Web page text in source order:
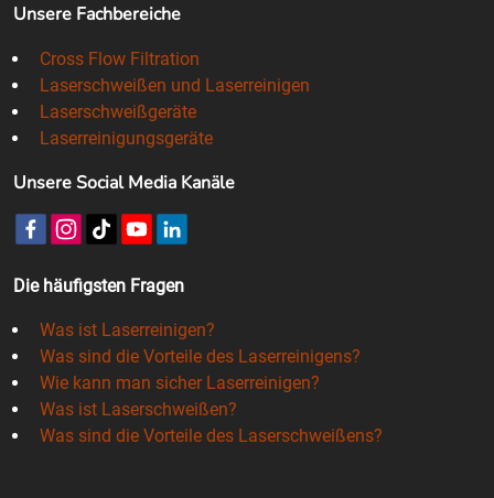
Unsere Fachbereiche
Cross Flow Filtration
Laserschweißen und Laserreinigen
Laserschweißgeräte
Laserreinigungsgeräte
Unsere Social Media Kanäle
Die häufigsten Fragen
Was ist Laserreinigen?
Was sind die Vorteile des Laserreinigens?
Wie kann man sicher Laserreinigen?
Was ist Laserschweißen?
Was sind die Vorteile des Laserschweißens?